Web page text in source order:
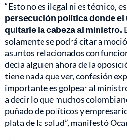
“Esto no es ilegal ni es técnico,
persecución política donde
quitarle la cabeza al ministro.
solamente se podrá citar a
asuntos relacionados con
decía alguien ahora de la
tiene nada que ver, confesión
importante es golpear al
a decir lo que muchos
puñado de políticos y
plata de la salud”, manifestó